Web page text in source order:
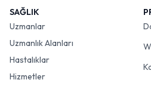
SAĞLIK
Uzmanlar
Uzmanlık Alanları
Hastalıklar
Hizmetler